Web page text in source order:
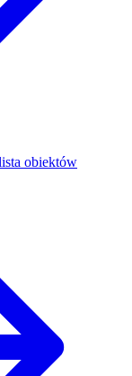
obiektów